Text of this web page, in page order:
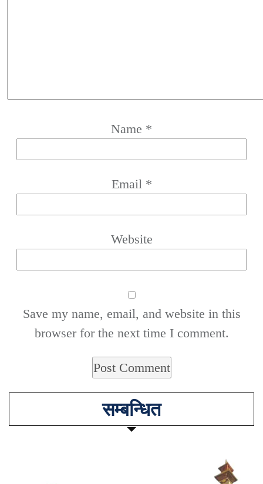
Name *
Email *
Website
Save my name, email, and website in this
browser for the next time I comment.
सम्बन्धित